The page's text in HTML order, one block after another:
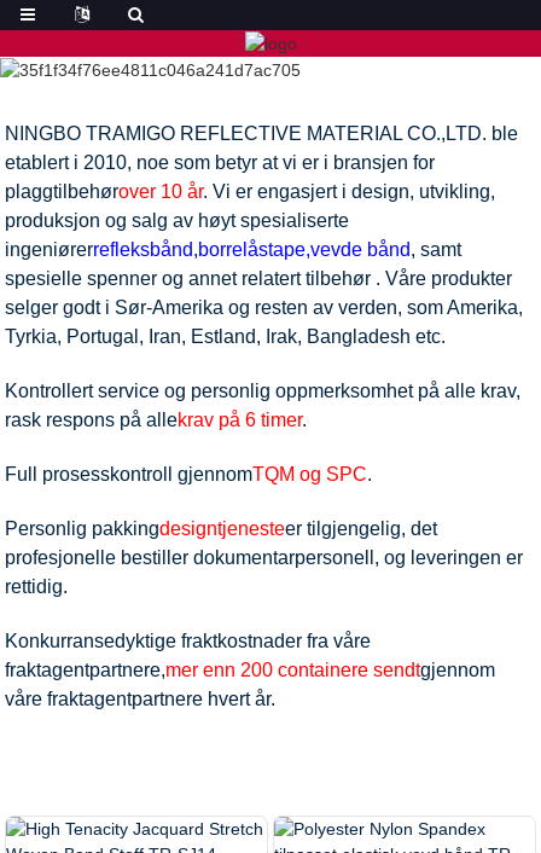
NINGBO TRAMIGO REFLECTIVE MATERIAL CO.,LTD. ble
etablert i 2010, noe som betyr at vi er i bransjen for
plaggtilbehørover 10 år. Vi er engasjert i design, utvikling,
produksjon og salg av høyt spesialiserte
ingeniørerrefleksbånd,borrelåstape,vevde bånd, samt
spesielle spenner og annet relatert tilbehør . Våre produkter
selger godt i Sør-Amerika og resten av verden, som Amerika,
Tyrkia, Portugal, Iran, Estland, Irak, Bangladesh etc.
Kontrollert service og personlig oppmerksomhet på alle krav,
rask respons på allekrav på 6 timer.
Full prosesskontroll gjennomTQM og SPC.
Personlig pakkingdesigntjenesteer tilgjengelig, det
profesjonelle bestiller dokumentarpersonell, og leveringen er
rettidig.
Konkurransedyktige fraktkostnader fra våre
fraktagentpartnere,mer enn 200 containere sendtgjennom
våre fraktagentpartnere hvert år.